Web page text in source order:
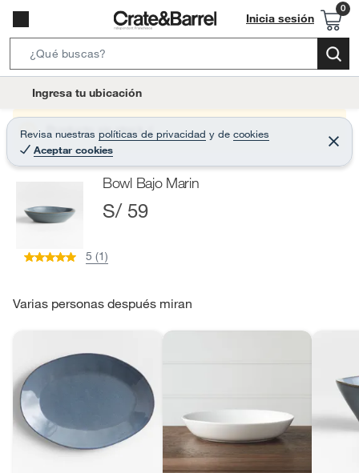
Inicia sesión
e
r
c
B
t
o
Ingresa tu ubicación
Revisa nuestras políticas de privacidad y de cookies
Aceptar cookies
C
e
r
Producto sin stock :(
Bowl Bajo Marin
S/ 59
5 (1)
Varias personas después miran